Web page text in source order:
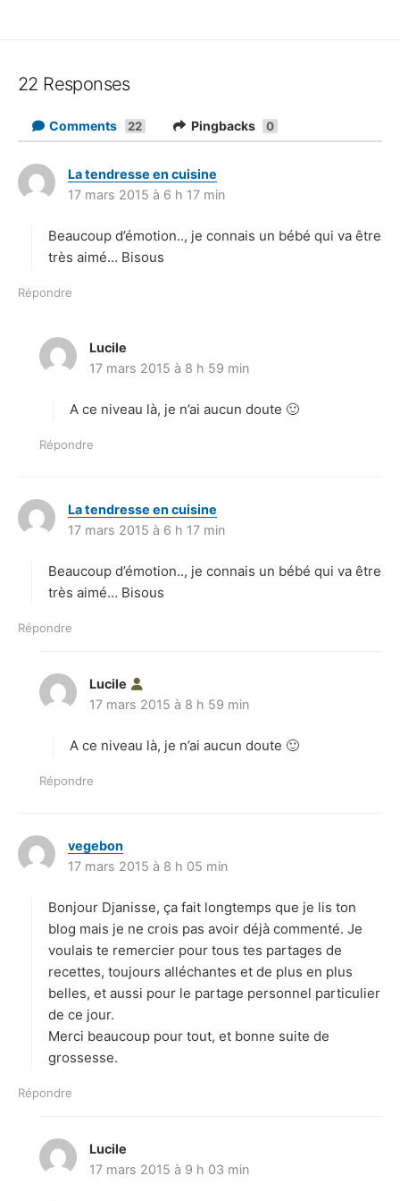
22 Responses
Comments 22 Pingbacks 0
La tendresse en cuisine
i
17 mars 2015 à 6 h 17 min
Beaucoup d’émotion.., je connais un bébé qui va être
très aimé… Bisous
Répondre
Lucile
i
17 mars 2015 à 8 h 59 min
A ce niveau là, je n’ai aucun doute 🙂
Répondre
La tendresse en cuisine
i
17 mars 2015 à 6 h 17 min
Beaucoup d’émotion.., je connais un bébé qui va être
très aimé… Bisous
Répondre
Lucile
i
17 mars 2015 à 8 h 59 min
A ce niveau là, je n’ai aucun doute 🙂
Répondre
vegebon
i
17 mars 2015 à 8 h 05 min
Bonjour Djanisse, ça fait longtemps que je lis ton
blog mais je ne crois pas avoir déjà commenté. Je
voulais te remercier pour tous tes partages de
recettes, toujours alléchantes et de plus en plus
belles, et aussi pour le partage personnel particulier
de ce jour.
Merci beaucoup pour tout, et bonne suite de
grossesse.
Répondre
Lucile
i
17 mars 2015 à 9 h 03 min